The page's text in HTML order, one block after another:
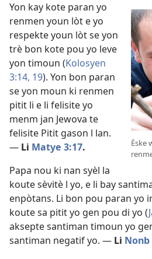
Èske
Yon kay kote paran yo
renmen youn lòt e yo
respekte youn lòt se yon
trè bon kote pou yo leve
yon timoun (Kolosyen
3:14, 19). Yon bon paran
se yon moun ki renmen
pitit li e li felisite yo
menm jan Jewova te
felisite Pitit gason l lan.
— Li Matye 3:17.
Papa nou ki nan syèl la
koute sèvitè l yo, e li bay
enpòtans. Li bon pou paran yo
koute sa pitit yo gen pou di yo (
aksepte santiman timoun yo
santiman negatif yo. — Li Nonb